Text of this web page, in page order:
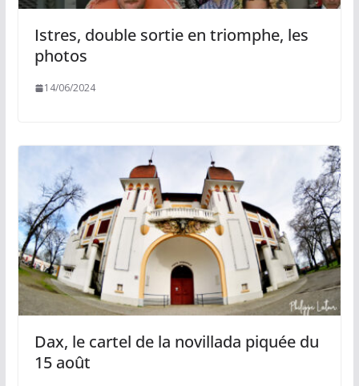
Istres, double sortie en triomphe, les
photos
14/06/2024
Dax, le cartel de la novillada piquée du
15 août